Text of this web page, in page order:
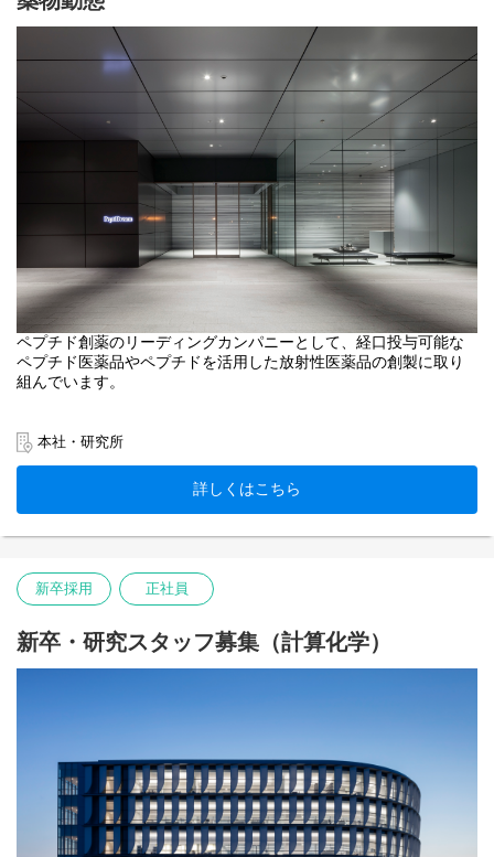
ペプチド創薬のリーディングカンパニーとして、経口投与可能な
ペプチド医薬品やペプチドを活用した放射性医薬品の創製に取り
組んでいます。
発、PK/PD解析・モデリングなどを通じて、創薬プロジェクトの
意思決定を動態面からリードしていただきます。
探索研究における化合物最適化から、IND申請に向けた非臨床戦略
立案、規制当局対応まで、創薬から開発までの幅広いステージに
携わることができます。
ペプチド特有の動態課題に挑戦し、新たな予測手法や創薬基盤の
本社・研究所
詳しくはこちら
新卒採用 正社員
新卒・研究スタッフ募集（計算化学）